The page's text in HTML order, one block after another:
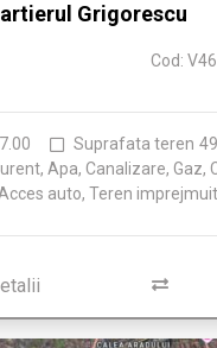
Grigorescu
Cod:
Suprafata teren
Apa, Canalizare, Gaz,
auto, Teren imprejmuit